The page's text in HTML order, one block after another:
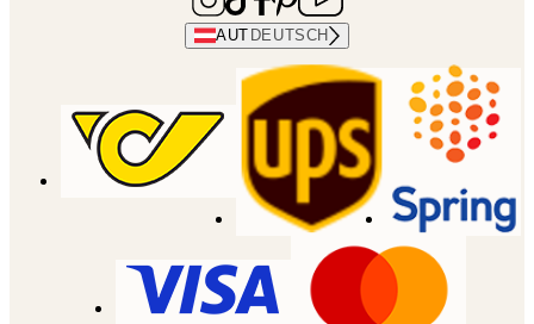
AUT DEUTSCH